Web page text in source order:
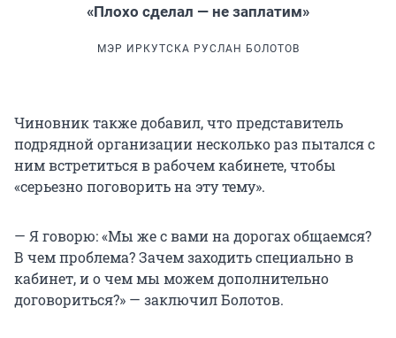
«Плохо сделал — не заплатим»
МЭР ИРКУТСКА РУСЛАН БОЛОТОВ
Чиновник также добавил, что представитель
подрядной организации несколько раз пытался с
ним встретиться в рабочем кабинете, чтобы
«серьезно поговорить на эту тему».
— Я говорю: «Мы же с вами на дорогах общаемся?
В чем проблема? Зачем заходить специально в
кабинет, и о чем мы можем дополнительно
договориться?» — заключил Болотов.